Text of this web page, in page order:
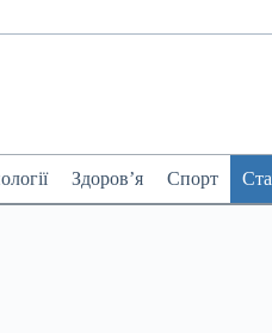
Здоров’я Спорт